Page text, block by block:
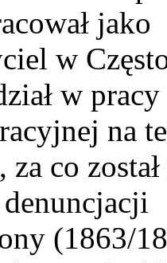
jako
w
w pracy
na
co został
(1863/